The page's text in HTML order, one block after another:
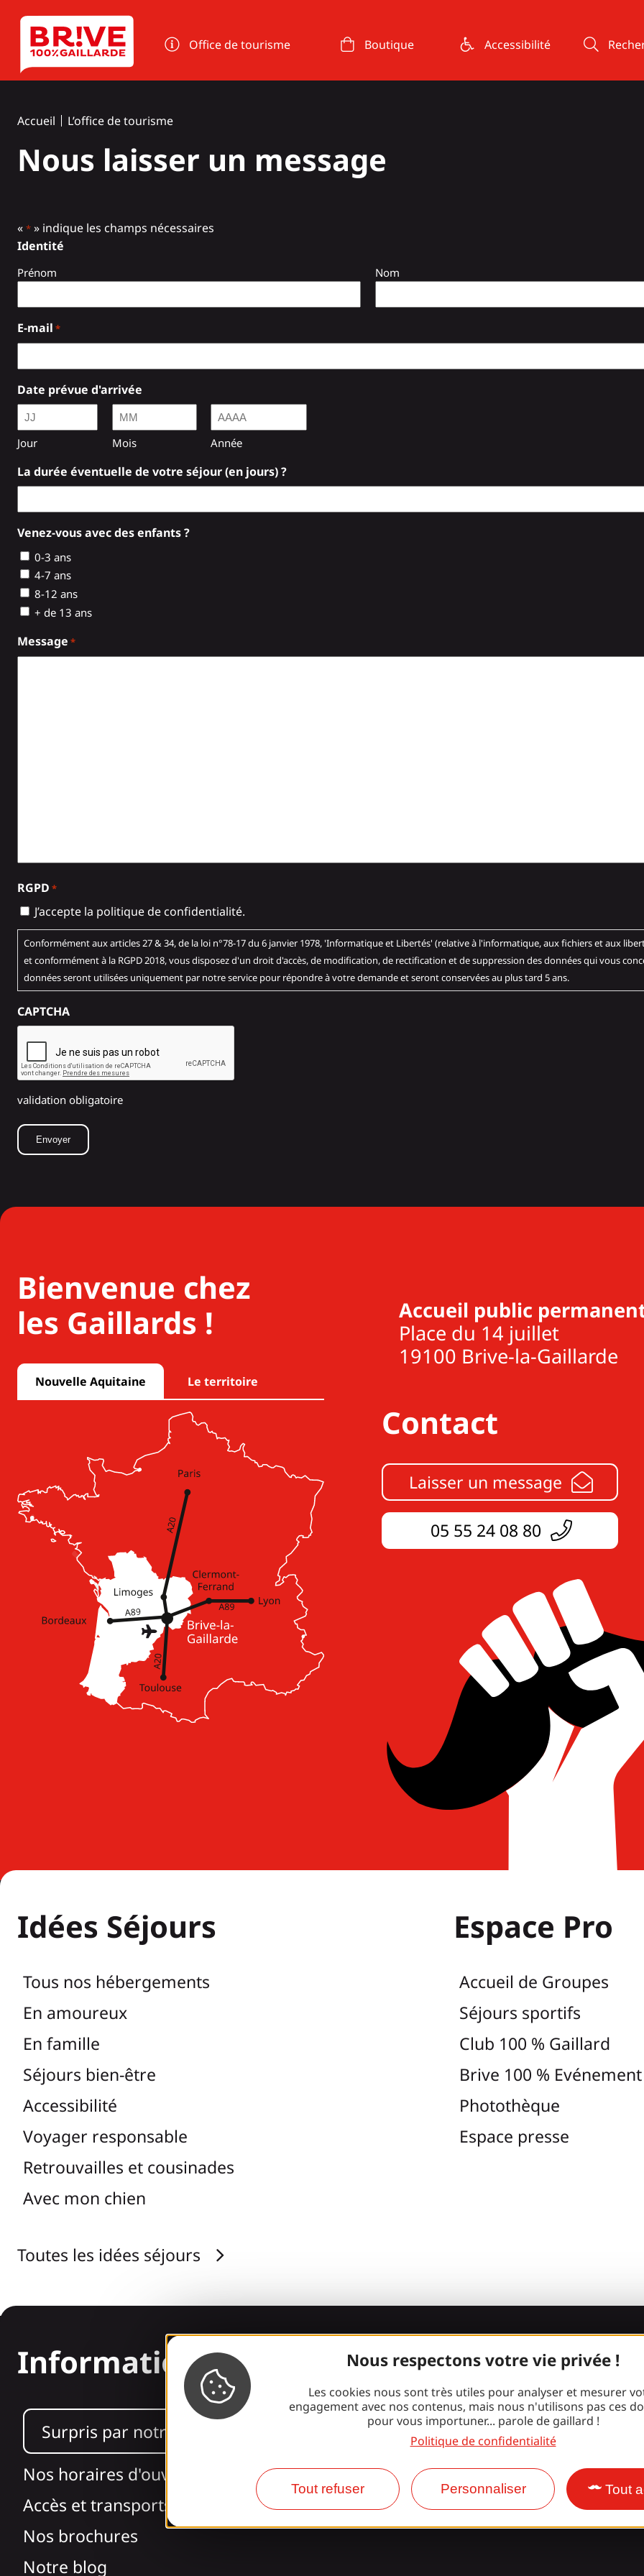
Nous respectons votre vie privée !
Les cookies nous sont très utiles pour analyser et mesurer
engagement avec nos contenus, mais nous n'utilisons pas ces
pour vous importuner... parole de gaillard !
Politique de confidentialité
Tout refuser Personnaliser Tout
Office de tourisme Boutique Accessibilité
Accueil L’office de tourisme
Nous laisser un message
« * » indique les champs nécessaires
Identité
Prénom Nom
E-mail *
Date prévue d'arrivée
Jour Mois Année
La durée éventuelle de votre séjour (en jours) ?
Venez-vous avec des enfants ?
0-3 ans
4-7 ans
8-12 ans
+ de 13 ans
Message *
RGPD *
J’accepte la politique de confidentialité.
Conformément aux articles 27 & 34, de la loi n°78-17 du 6 janvier 1978, 'Informatique et Libertés' (relative à l'informatique, aux fichiers et aux libertés publiques)
et conformément à la RGPD 2018, vous disposez d'un droit d'accès, de modification, de rectification et de suppression des données qui vous
données seront utilisées uniquement par notre service pour répondre à votre demande et seront conservées au plus tard 5 ans.
CAPTCHA
validation obligatoire
Bienvenue chez
les Gaillards !
Nouvelle Aquitaine Le territoire
Accueil public
Place du 14 juillet
19100 Brive-la-Gaillarde
Contact
Laisser un message
05 55 24 08 80
Idées Séjours
Tous nos hébergements
En amoureux
En famille
Séjours bien-être
Accessibilité
Voyager responsable
Retrouvailles et cousinades
Avec mon chien
Toutes les idées séjours
Espace Pro
Accueil de Groupes
Séjours sportifs
Club 100 % Gaillard
Brive 100 % Evénement
Photothèque
Espace presse
Informations
Surpris par notre design ?
Nos horaires d'ouverture
Accès et transports
Nos brochures
Notre blog
Rejoignez la
bande
FacebookInstagram